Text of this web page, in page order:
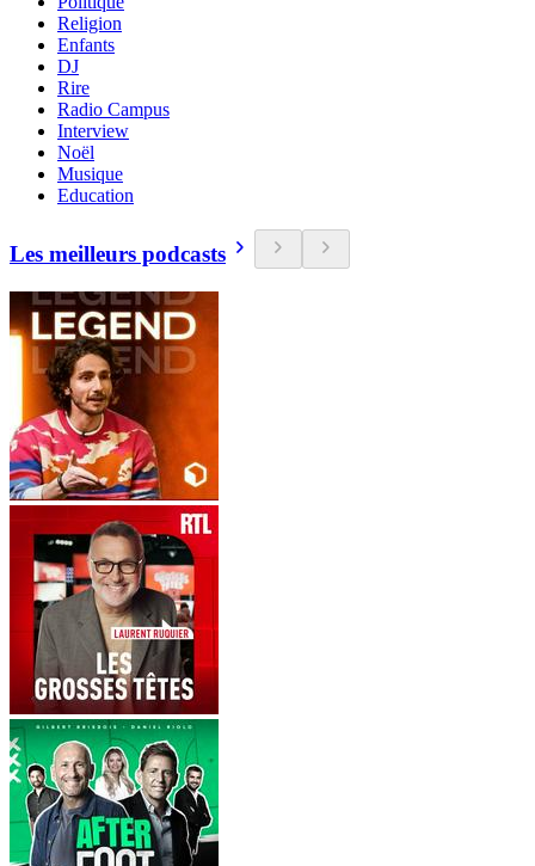
Religion
Enfants
DJ
Rire
Radio Campus
Interview
Noël
Musique
Education
Les meilleurs podcasts